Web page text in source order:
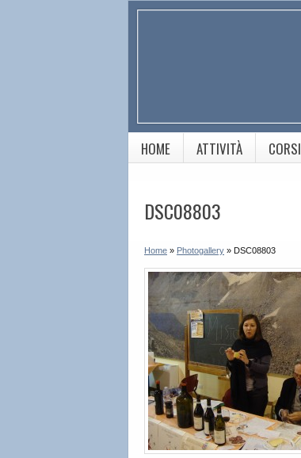
HOME ATTIVITÀ CORSI
DSC08803
Home » Photogallery » DSC08803